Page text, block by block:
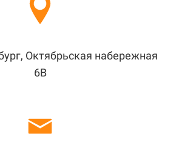
Октябрьская набережная
6В